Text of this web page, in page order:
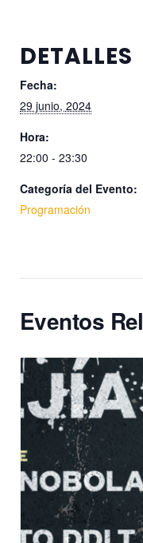
DETALLES
Fecha:
29 junio, 2024
Hora:
22:00 - 23:30
Categoría del Evento:
Programación
Eventos